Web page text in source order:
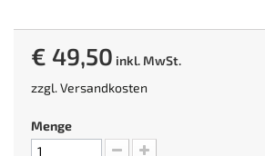
€ 49,50 inkl. MwSt.
zzgl.Versandkosten
Menge